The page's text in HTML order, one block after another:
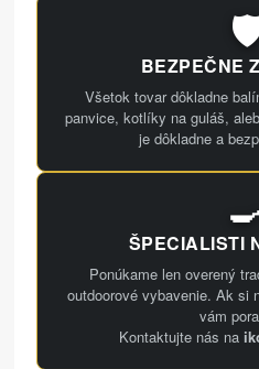
BEZPEČNE
Všetok tovar dôkladne
panvice, kotlíky na guláš,
je dôkladne a
ŠPECIALISTI
Ponúkame len overený
outdoorové vybavenie. Ak si
vám
Kontaktujte nás na